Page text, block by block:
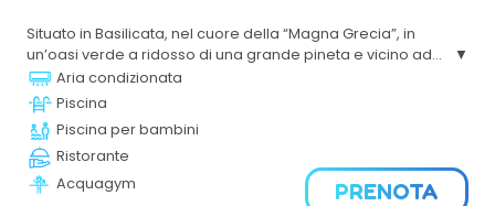
Situato in Basilicata, nel cuore della “Magna Grecia”, in
un’oasi verde a ridosso di una grande pineta e vicino ad
altri insediamenti turistici è particolarmente adatto a
famiglie con bambini, coppie e gruppi di amici.
Aria condizionata
Piscina
Piscina per bambini
Ristorante
Acquagym
PRENOTA